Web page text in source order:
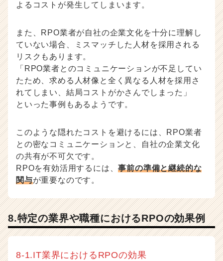
よるコストが発生してしまいます。
また、RPO業者が自社の企業文化を十分に理解し
ていない場合、ミスマッチした人材を採用される
リスクもあります。
「RPO業者とのコミュニケーションが不足してい
たため、求める人材像と全く異なる人材を採用さ
れてしまい、結局コストがかさんでしまった」
といった事例もあるようです。
このような隠れたコストを避けるには、RPO業者
との密なコミュニケーションと、自社の企業文化
の共有が不可欠です。
RPOを有効活用するには、事前の準備と継続的な
関与が重要なのです。
8.特定の業界や職種におけるRPOの効果例
8-1.IT業界におけるRPOの効果